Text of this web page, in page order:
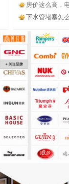
房价这么高，
下水管堵塞怎